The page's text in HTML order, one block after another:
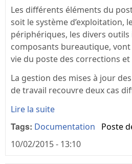
Les différents éléments du
soit le système d’exploitation,
périphériques, les divers outils
composants bureautique,
vie du poste des corrections
La gestion des mises à jour
de travail recouvre deux cas
Lire la suite
Tags: Documentation
Poste
10/02/2015 - 13:10